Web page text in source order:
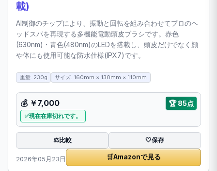
載)
AI制御のチップにより、振動と回転を組み合わせてプロのヘ
ッドスパを再現する多機能電動頭皮ブラシです。赤色
(630nm)・青色(480nm)のLEDを搭載し、頭皮だけでなく顔
や体にも使用可能な防水仕様(IPX7)です。
重量: 230g サイズ: 160mm × 130mm × 110mm
💰 ￥7,000 🏆85点
現在在庫切れです。
⚖️比較 🤍保存
2026年05月23日 🛒Amazonで見る